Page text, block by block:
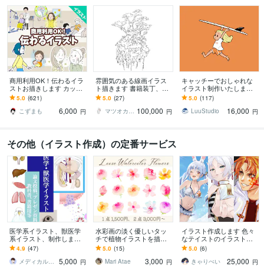
商用利用OK！伝わるイラ
ストお描きします カット
イラストや漫画等、ご希
望に合わせて作成致しま
す！
5.0 (621)
こずまも
6,000 円
雰囲気のある線画イラス
ト描きます 書籍装丁、シ
ョップビジュアルなどに
キャッチーな線画を！
5.0 (27)
マツオカ ヨウスケ 100,000 円
キャッチーでおしゃれな
イラスト制作いたします
グッズ制作からプレゼン
トまで幅広い用途に対応
します
5.0 (117)
LuuStudio
16,000 円
その他（イラスト作成）の定番サービス
医学系イラスト、獣医学
系イラスト、制作します
正式依頼から最短3日で納
品。サイエンスイラスト
全般も歓迎。
4.9 (47)
メディカルイラストniia
5,000 円
水彩画の淡く優しいタッ
チで植物イラストを描き
ます 〜丁寧なヒアリン
グ〜 温かく優しいタッチ
が得意です♪〜
5.0 (15)
Mari Atae
3,000 円
イラスト作成します 色々
なテイストのイラストを
作成します。
5.0 (6)
きゃりぺい
25,000 円